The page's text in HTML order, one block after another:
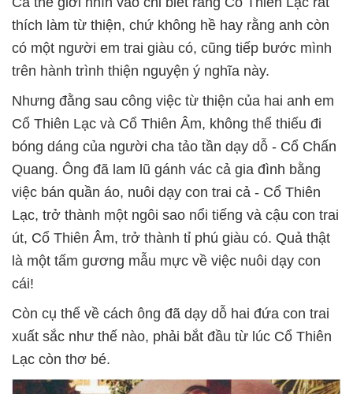
thích làm từ thiện, chứ không hề hay rằng anh còn
có một người em trai giàu có, cũng tiếp bước mình
trên hành trình thiện nguyện ý nghĩa này.
Nhưng đằng sau công việc từ thiện của hai anh em
Cổ Thiên Lạc và Cổ Thiên Âm, không thể thiếu đi
bóng dáng của người cha tảo tần dạy dỗ - Cổ Chấn
Quang. Ông đã lam lũ gánh vác cả gia đình bằng
việc bán quần áo, nuôi dạy con trai cả - Cổ Thiên
Lạc, trở thành một ngôi sao nổi tiếng và cậu con trai
út, Cổ Thiên Âm, trở thành tỉ phú giàu có. Quả thật
là một tấm gương mẫu mực về việc nuôi dạy con
cái!
Còn cụ thể về cách ông đã dạy dỗ hai đứa con trai
xuất sắc như thế nào, phải bắt đầu từ lúc Cổ Thiên
Lạc còn thơ bé.